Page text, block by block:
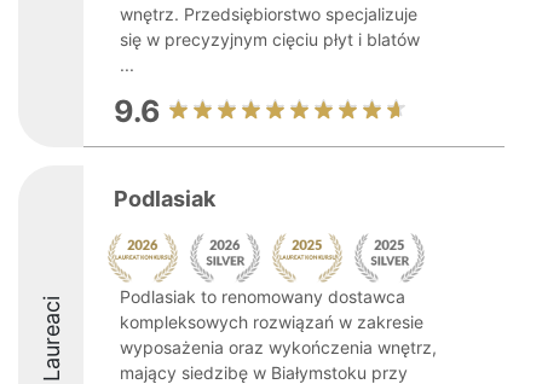
wnętrz. Przedsiębiorstwo specjalizuje
się w precyzyjnym cięciu płyt i blatów
...
9.6
Laureaci
Podlasiak
Podlasiak to renomowany dostawca
kompleksowych rozwiązań w zakresie
wyposażenia oraz wykończenia wnętrz,
mający siedzibę w Białymstoku przy